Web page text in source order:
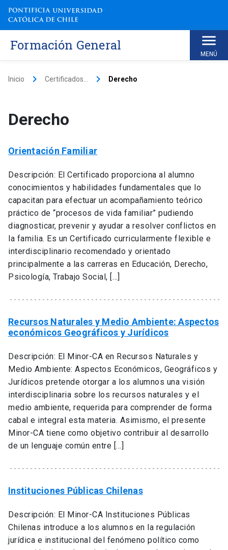
Skip
content
Formación General
MENÚ
Inicio keyboard_arrow_right Certificados... keyboard_arrow_right Derecho
Derecho
Orientación Familiar
Descripción: El Certificado proporciona al alumno
conocimientos y habilidades fundamentales que lo
capacitan para efectuar un acompañamiento teórico
práctico de “procesos de vida familiar” pudiendo
diagnosticar, prevenir y ayudar a resolver conflictos en
la familia. Es un Certificado curricularmente flexible e
interdisciplinario recomendado y orientado
principalmente a las carreras en Educación, Derecho,
Psicología, Trabajo Social, […]
Recursos Naturales y Medio Ambiente: Aspectos
económicos Geográficos y Jurídicos
Descripción: El Minor-CA en Recursos Naturales y
Medio Ambiente: Aspectos Económicos, Geográficos y
Jurídicos pretende otorgar a los alumnos una visión
interdisciplinaria sobre los recursos naturales y el
medio ambiente, requerida para comprender de forma
cabal e integral esta materia. Asimismo, el presente
Minor-CA tiene como objetivo contribuir al desarrollo
de un lenguaje común entre […]
Instituciones Públicas Chilenas
Descripción: El Minor-CA Instituciones Públicas
Chilenas introduce a los alumnos en la regulación
jurídica e institucional del fenómeno político como